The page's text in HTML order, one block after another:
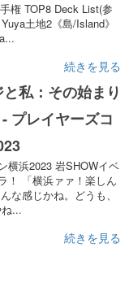
権 TOP8 Deck List(参
土地2《島/Island》
続きを見る
私：その始まり
プレイヤーズコ
横浜2023 岩SHOWイベ
！ 「横浜ァァ！楽しん
な感じかね。どうも、
...
続きを見る